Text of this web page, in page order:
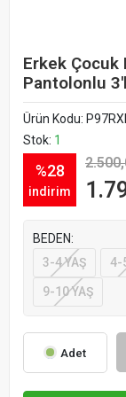
Erkek
Pantolonlu
Ürün Kodu:
Stok: 1
%28
indirim
BEDEN:
3-4 YAŞ
4-
9-10 YAŞ
Adet